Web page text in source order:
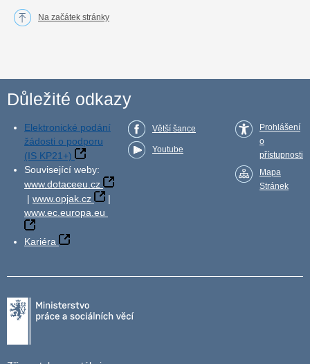
Na začátek stránky
Důležité odkazy
Elektronické podání
žádosti o podporu
(IS KP21+)
Související weby:
www.dotaceeu.cz
| www.opjak.cz
|
www.ec.europa.eu
Kariéra
Větší šance
Youtube
Prohlášení
o
přístupnosti
Mapa
Stránek